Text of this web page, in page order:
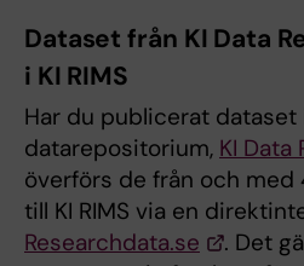
Dataset från KI Data
i KI RIMS
Har du publicerat dataset
datarepositorium, KI Data
överförs de från och
till KI RIMS via en
Researchdata.se
. Det